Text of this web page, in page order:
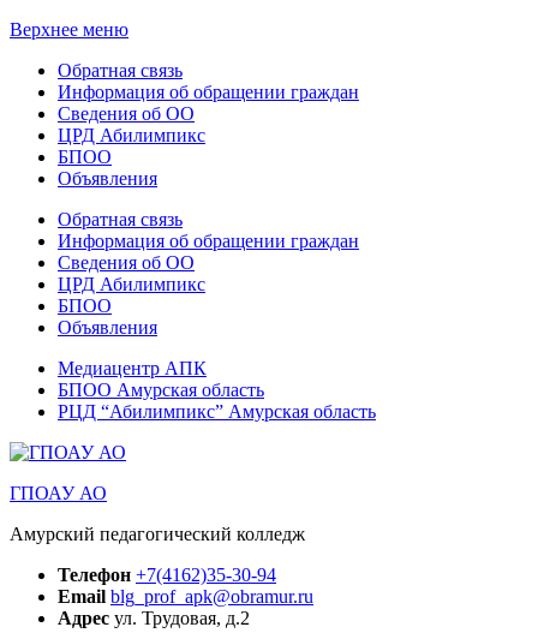
Верхнее меню
Обратная связь
Информация об обращении граждан
Сведения об ОО
ЦРД Абилимпикс
БПОО
Объявления
Обратная связь
Информация об обращении граждан
Сведения об ОО
ЦРД Абилимпикс
БПОО
Объявления
Медиацентр АПК
БПОО Амурская область
РЦД “Абилимпикс” Амурская область
ГПОАУ АО
Амурский педагогический колледж
Телефон +7(4162)35-30-94
Email blg_prof_apk@obramur.ru
Адрес ул. Трудовая, д.2